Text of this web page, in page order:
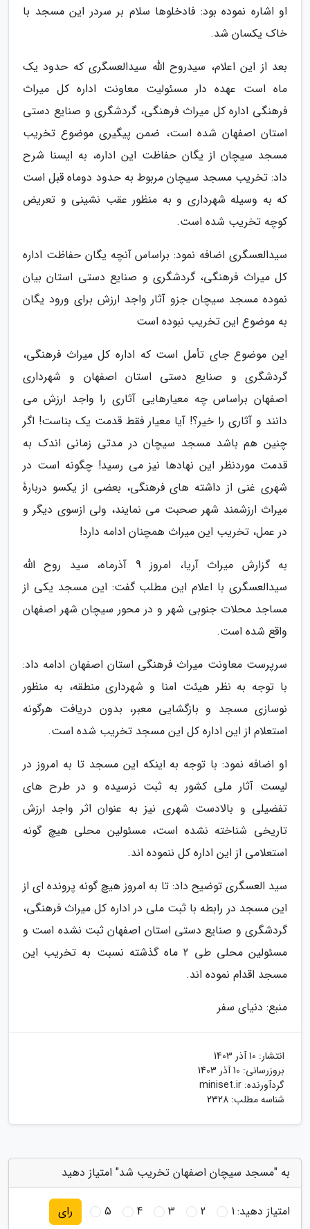
او اشاره نموده بود: فادخلوها سلام بر سردر این مسجد با
خاک یکسان شد.
بعد از این اعلام، سیدروح الله سیدالعسگری که حدود یک
ماه است عهده دار مسئولیت معاونت اداره کل میراث
فرهنگی اداره کل میراث فرهنگی، گردشگری و صنایع دستی
استان اصفهان شده است، ضمن پیگیری موضوع تخریب
مسجد سیچان از یگان حفاظت این اداره، به ایسنا شرح
داد: تخریب مسجد سیچان مربوط به حدود دوماه قبل است
که به وسیله شهرداری و به منظور عقب نشینی و تعریض
کوچه تخریب شده است.
سیدالعسگری اضافه نمود: براساس آنچه یگان حفاظت اداره
کل میراث فرهنگی، گردشگری و صنایع دستی استان بیان
نموده مسجد سیچان جزو آثار واجد ارزش برای ورود یگان
به موضوع این تخریب نبوده است
این موضوع جای تأمل است که اداره کل میراث فرهنگی،
گردشگری و صنایع دستی استان اصفهان و شهرداری
اصفهان براساس چه معیارهایی آثاری را واجد ارزش می
دانند و آثاری را خیر؟! آیا معیار فقط قدمت یک بناست! اگر
چنین هم باشد مسجد سیچان در مدتی زمانی اندک به
قدمت موردنظر این نهادها نیز می رسید! چگونه است در
شهری غنی از داشته های فرهنگی، بعضی از یکسو دربارۀ
میراث ارزشمند شهر صحبت می نمایند، ولی ازسوی دیگر و
در عمل، تخریب این میراث همچنان ادامه دارد!
به گزارش میراث آریا، امروز 9 آذرماه، سید روح الله
سیدالعسگری با اعلام این مطلب گفت: این مسجد یکی از
مساجد محلات جنوبی شهر و در محور سیچان شهر اصفهان
واقع شده است.
سرپرست معاونت میراث فرهنگی استان اصفهان ادامه داد:
با توجه به نظر هیئت امنا و شهرداری منطقه، به منظور
نوسازی مسجد و بازگشایی معبر، بدون دریافت هرگونه
استعلام از این اداره کل این مسجد تخریب شده است.
او اضافه نمود: با توجه به اینکه این مسجد تا به امروز در
لیست آثار ملی کشور به ثبت نرسیده و در طرح های
تفضیلی و بالادست شهری نیز به عنوان اثر واجد ارزش
تاریخی شناخته نشده است، مسئولین محلی هیچ گونه
استعلامی از این اداره کل ننموده اند.
سید العسگری توضیح داد: تا به امروز هیچ گونه پرونده ای از
این مسجد در رابطه با ثبت ملی در اداره کل میراث فرهنگی،
گردشگری و صنایع دستی استان اصفهان ثبت نشده است و
مسئولین محلی طی 2 ماه گذشته نسبت به تخریب این
مسجد اقدام نموده اند.
منبع: دنیای سفر
انتشار: 10 آذر 1403
بروزرسانی: 10 آذر 1403
گردآورنده: miniset.ir
شناسه مطلب: 2328
به "مسجد سیچان اصفهان تخریب شد" امتیاز دهید
امتیاز دهید:1
2
3
4
5 رای